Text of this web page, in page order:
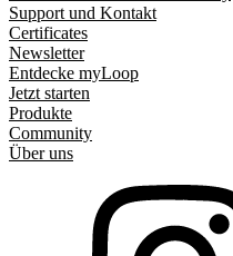
Support und Kontakt
Certificates
Newsletter
Entdecke myLoop
Jetzt starten
Produkte
Community
Über uns